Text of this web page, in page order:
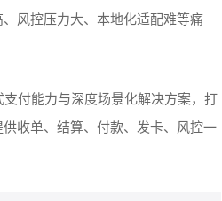
风控压力大、本地化适配难等痛
付能力与深度场景化解决方案，打
收单、结算、付款、发卡、风控一